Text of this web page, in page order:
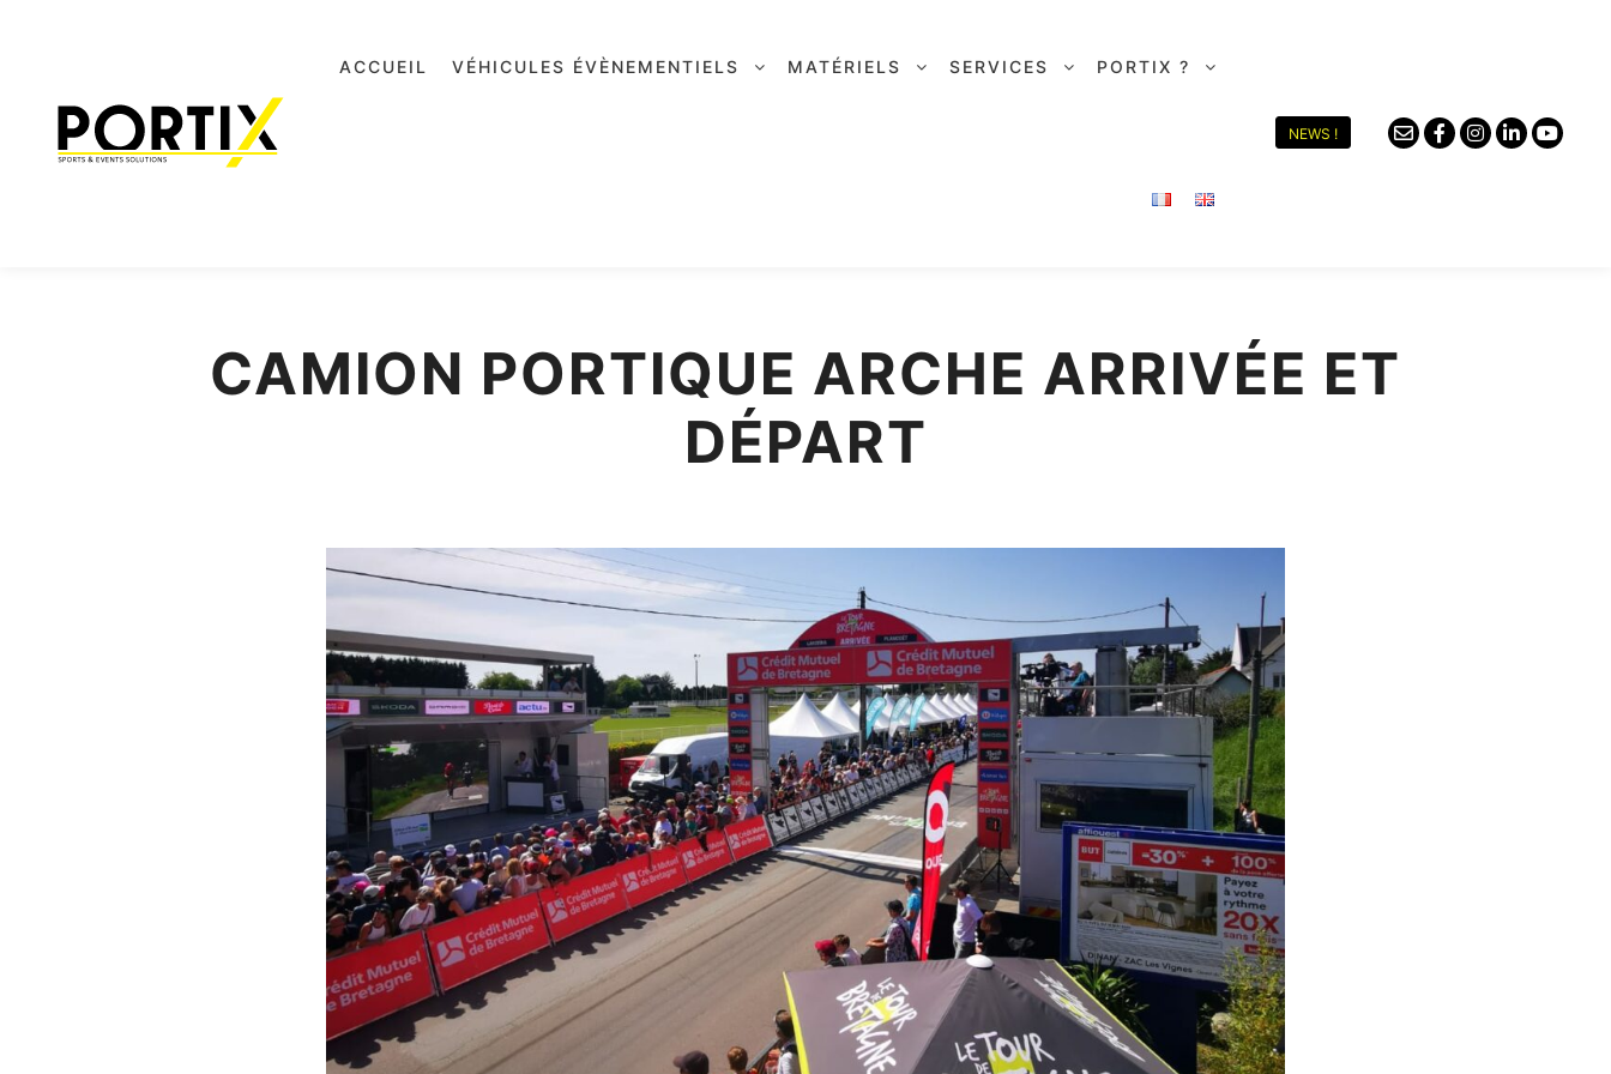
ACCUEIL VÉHICULES ÉVÈNEMENTIELS MATÉRIELS SERVICES PORTIX ?
NEWS !
CAMION PORTIQUE ARCHE ARRIVÉE ET
DÉPART